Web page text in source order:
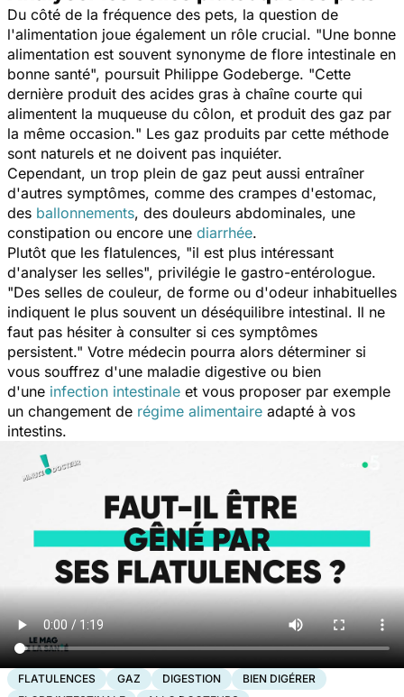
Du côté de la fréquence des pets, la question de
l'alimentation joue également un rôle crucial. "Une bonne
alimentation est souvent synonyme de flore intestinale en
bonne santé", poursuit Philippe Godeberge. "Cette
dernière produit des acides gras à chaîne courte qui
alimentent la muqueuse du côlon, et produit des gaz par
la même occasion." Les gaz produits par cette méthode
sont naturels et ne doivent pas inquiéter.
Cependant, un trop plein de gaz peut aussi entraîner
d'autres symptômes, comme des crampes d'estomac,
des ballonnements, des douleurs abdominales, une
constipation ou encore une diarrhée.
Plutôt que les flatulences, "il est plus intéressant
d'analyser les selles", privilégie le gastro-entérologue.
"Des selles de couleur, de forme ou d'odeur inhabituelles
indiquent le plus souvent un déséquilibre intestinal. Il ne
faut pas hésiter à consulter si ces symptômes
persistent." Votre médecin pourra alors déterminer si
vous souffrez d'une maladie digestive ou bien
d'une infection intestinale et vous proposer par exemple
un changement de régime alimentaire adapté à vos
intestins.
FLATULENCES GAZ DIGESTION
BIEN DIGÉRER